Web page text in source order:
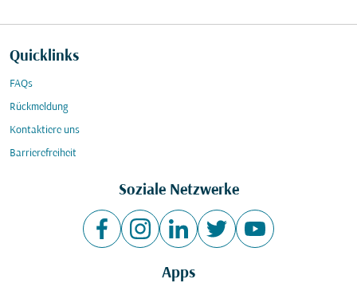
Quicklinks
FAQs
Rückmeldung
Kontaktiere uns
Barrierefreiheit
Soziale Netzwerke
Apps